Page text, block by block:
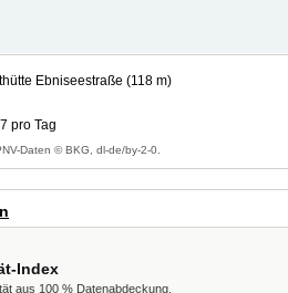
Ebniseestraße (118 m)
pro Tag
Daten © BKG, dl-de/by-2-0.
Index
aus 100 % Datenabdeckung.